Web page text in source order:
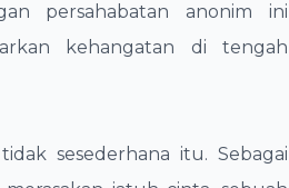
persahabatan anonim ini
kehangatan di tengah
sesederhana itu. Sebagai